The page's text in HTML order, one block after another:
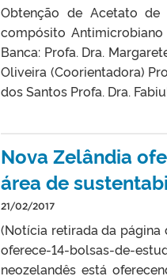
Obtenção de Acetato
compósito
Banca: Profa. Dra.
Oliveira (Coorientadora)
dos Santos Profa. Dra.
Nova Zelândia
área de
21/02/2017
(Notícia retirada da
oferece-14-bolsas-de-
neozelandês está